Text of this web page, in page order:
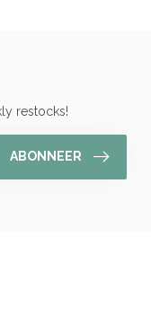
restocks!
ABONNEER